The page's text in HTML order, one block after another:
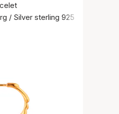
/ Silver sterling 925